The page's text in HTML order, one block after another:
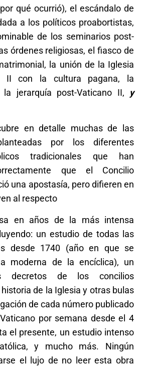
qué ocurrió), el escándalo de
a los políticos proabortistas,
de los seminarios post-
órdenes religiosas, el fiasco de
la unión de la Iglesia
II con la cultura pagana, la
jerarquía post-Vaticano II, y
en detalle muchas de las
por los diferentes
tradicionales que han
que el Concilio
una apostasía, pero difieren en
al respecto
en años de la más intensa
un estudio de todas las
desde 1740 (año en que se
moderna de la encíclica), un
decretos de los concilios
de la Iglesia y otras bulas
de cada número publicado
por semana desde el 4
el presente, un estudio intenso
y mucho más. Ningún
el lujo de no leer esta obra